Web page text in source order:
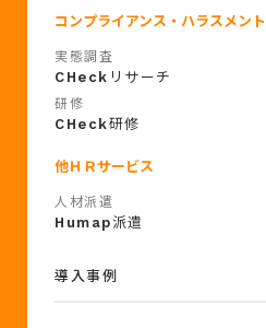
コンプライアンス・ハラスメント
実態調査
CHeck リサーチ
研修
CHeck研修
他ＨＲサービス
人材派遣
Humap 派遣
導入事例